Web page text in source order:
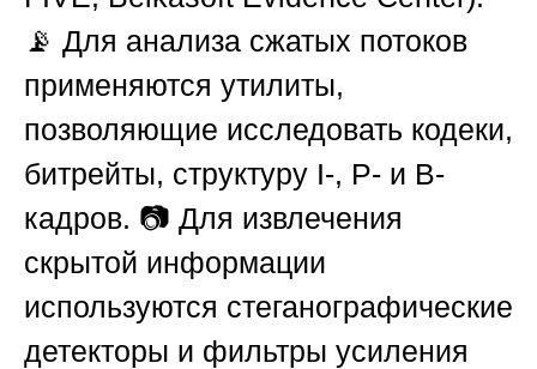
📡 Для анализа сжатых потоков
применяются утилиты,
позволяющие исследовать кодеки,
битрейты, структуру I-, P- и B-
кадров. 📷 Для извлечения
скрытой информации
используются стеганографические
детекторы и фильтры усиления